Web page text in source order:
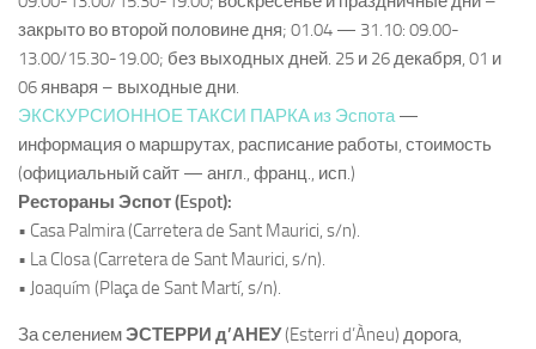
закрыто во второй половине дня; 01.04 — 31.10: 09.00-
13.00/15.30-19.00; без выходных дней. 25 и 26 декабря, 01 и
06 января – выходные дни.
ЭКСКУРСИОННОЕ ТАКСИ ПАРКА из Эспота—
информация о маршрутах, расписание работы, стоимость
(официальный сайт — англ., франц., исп.)
Рестораны Эспот (Espot):
• Casa Palmira (Carretera de Sant Maurici, s/n).
• La Closa (Carretera de Sant Maurici, s/n).
• Joaquím (Plaça de Sant Martí, s/n).
За селениемЭСТЕРРИ д’АНЕУ(Esterri d’Àneu) дорога,